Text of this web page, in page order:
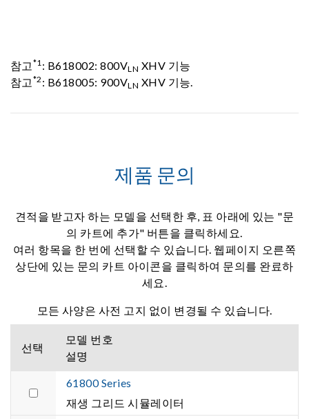
참고 *1 : B618002: 800VLN XHV 기능
참고 *2 : B618005: 900VLN XHV 기능.
제품 문의
견적을 받고자 하는 모델을 선택한 후, 표 아래에 있는 "문
의 카트에 추가" 버튼을 클릭하세요.
여러 항목을 한 번에 선택할 수 있습니다. 웹페이지 오른쪽
상단에 있는 문의 카트 아이콘을 클릭하여 문의를 완료하
세요.
모든 사양은 사전 고지 없이 변경될 수 있습니다.
선택
모델 번호
설명
61800 Series
재생 그리드 시뮬레이터